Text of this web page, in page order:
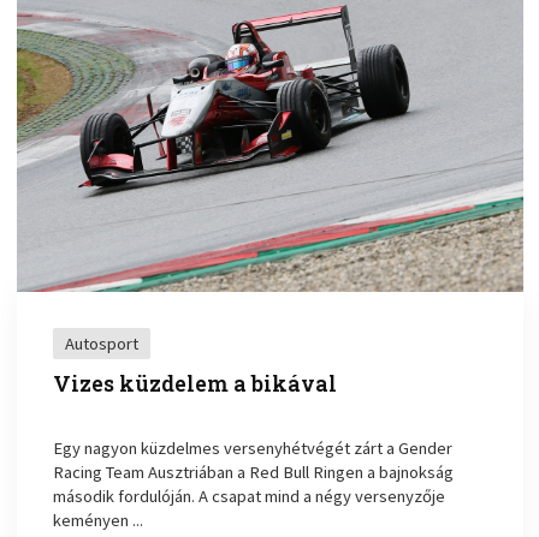
Autosport
Vizes küzdelem a bikával
Egy nagyon küzdelmes versenyhétvégét zárt a Gender
Racing Team Ausztriában a Red Bull Ringen a bajnokság
második fordulóján. A csapat mind a négy versenyzője
keményen ...